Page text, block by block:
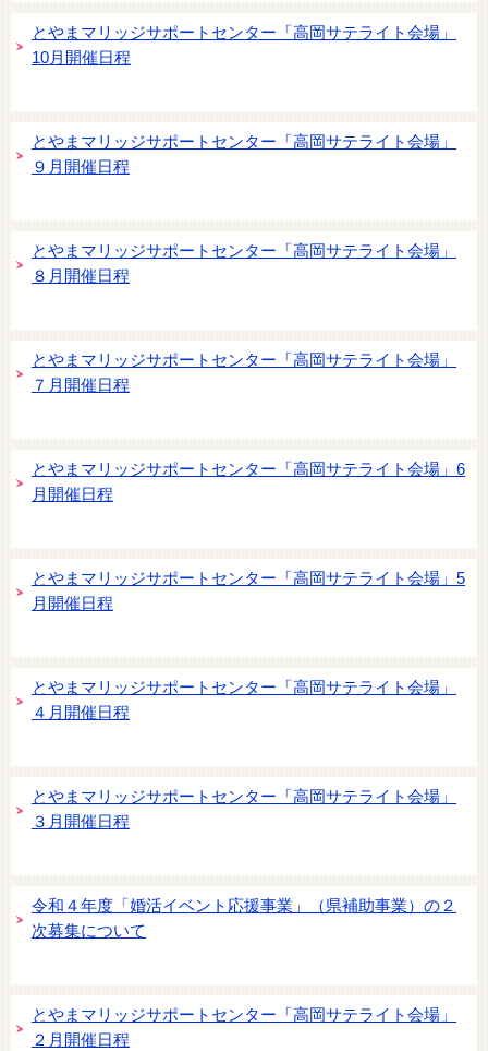
とやまマリッジサポートセンター「高岡サテライト会場」
10月開催日程
とやまマリッジサポートセンター「高岡サテライト会場」
９月開催日程
とやまマリッジサポートセンター「高岡サテライト会場」
８月開催日程
とやまマリッジサポートセンター「高岡サテライト会場」
７月開催日程
とやまマリッジサポートセンター「高岡サテライト会場」6
月開催日程
とやまマリッジサポートセンター「高岡サテライト会場」5
月開催日程
とやまマリッジサポートセンター「高岡サテライト会場」
４月開催日程
とやまマリッジサポートセンター「高岡サテライト会場」
３月開催日程
令和４年度「婚活イベント応援事業」（県補助事業）の２
次募集について
とやまマリッジサポートセンター「高岡サテライト会場」
２月開催日程